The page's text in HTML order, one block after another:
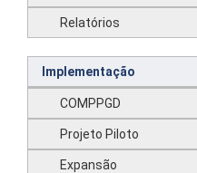
Relatórios
Implementação
COMPPGD
Projeto Piloto
Expansão